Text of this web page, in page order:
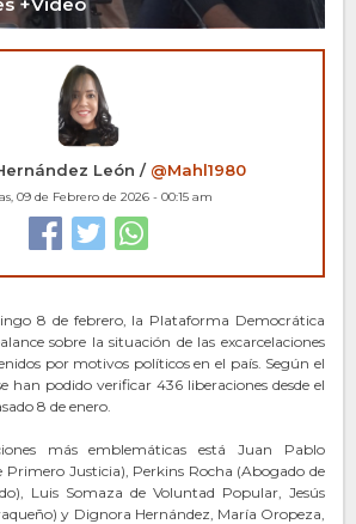
León / @Mahl1980
09 de Febrero de 2026 - 00:15 am
8 de febrero, la Plataforma Democrática
sobre la situación de las excarcelaciones
por motivos políticos en el país. Según el
han podido verificar 436 liberaciones desde el
8 de enero.
más emblemáticas está Juan Pablo
Primero Justicia), Perkins Rocha (Abogado de
Luis Somaza de Voluntad Popular, Jesús
y Dignora Hernández, María Oropeza,